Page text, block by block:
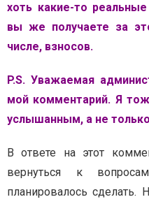
хоть какие-то
вы же получаете за
числе, взносов.
P.S. Уважаемая
мой комментарий. Я
услышанным, а не
В ответе на этот
вернуться к
планировалось